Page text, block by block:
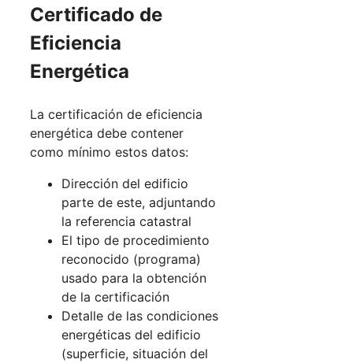
Certificado de
Eficiencia
Energética
La certificación de eficiencia
energética debe contener
como mínimo estos datos:
Dirección del edificio
parte de este, adjuntando
la referencia catastral
El tipo de procedimiento
reconocido (programa)
usado para la obtención
de la certificación
Detalle de las condiciones
energéticas del edificio
(superficie, situación del